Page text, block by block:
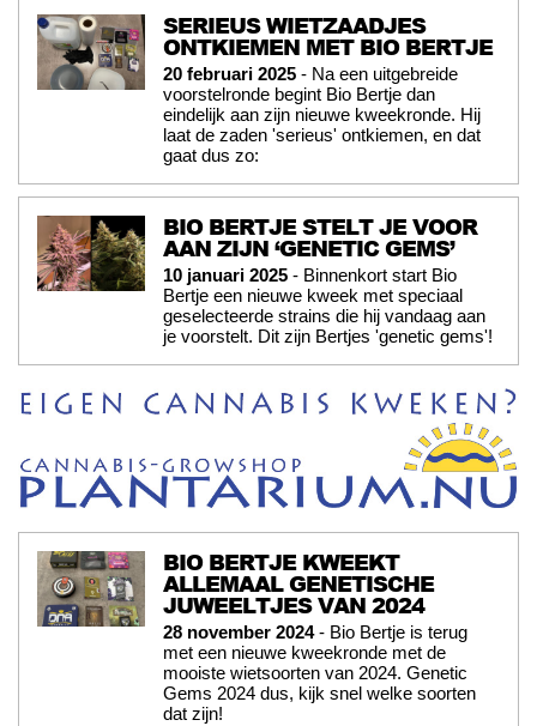
SERIEUS WIETZAADJES
ONTKIEMEN MET BIO BERTJE
20 februari 2025 - Na een uitgebreide
voorstelronde begint Bio Bertje dan
eindelijk aan zijn nieuwe kweekronde. Hij
laat de zaden 'serieus' ontkiemen, en dat
gaat dus zo:
BIO BERTJE STELT JE VOOR
AAN ZIJN ‘GENETIC GEMS’
10 januari 2025 - Binnenkort start Bio
Bertje een nieuwe kweek met speciaal
geselecteerde strains die hij vandaag aan
je voorstelt. Dit zijn Bertjes 'genetic gems'!
BIO BERTJE KWEEKT
ALLEMAAL GENETISCHE
JUWEELTJES VAN 2024
28 november 2024- Bio Bertje is terug
met een nieuwe kweekronde met de
mooiste wietsoorten van 2024. Genetic
Gems 2024 dus, kijk snel welke soorten
dat zijn!